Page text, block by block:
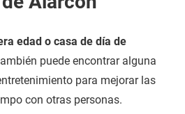
edad o casa de día de
puede encontrar alguna
para mejorar las
con otras personas.